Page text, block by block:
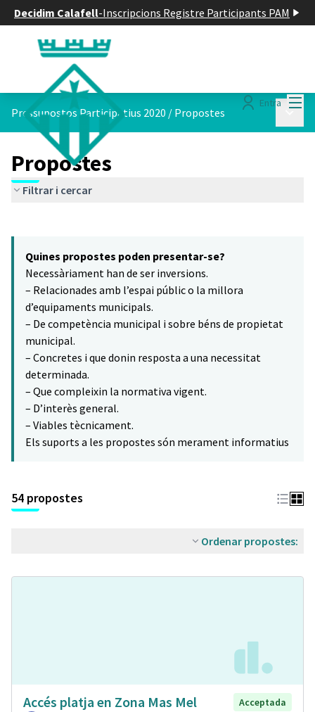
Decidim Calafell-Inscripcions Registre Participants PAM
Entra
Pressupostos Participatius 2020 / Propostes
Propostes
Filtrar i cercar
−
Quines propostes poden presentar-se?
Necessàriament han de ser inversions.
– Relacionades amb l’espai públic o la millora
d’equipaments municipals.
– De competència municipal i sobre béns de propietat
municipal.
– Concretes i que donin resposta a una necessitat
determinada.
– Que compleixin la normativa vigent.
– D’interès general.
– Viables tècnicament.
Els suports a les propostes són merament informatius
54 propostes
Ordenar propostes:
Accés platja en Zona Mas Mel
Acceptada